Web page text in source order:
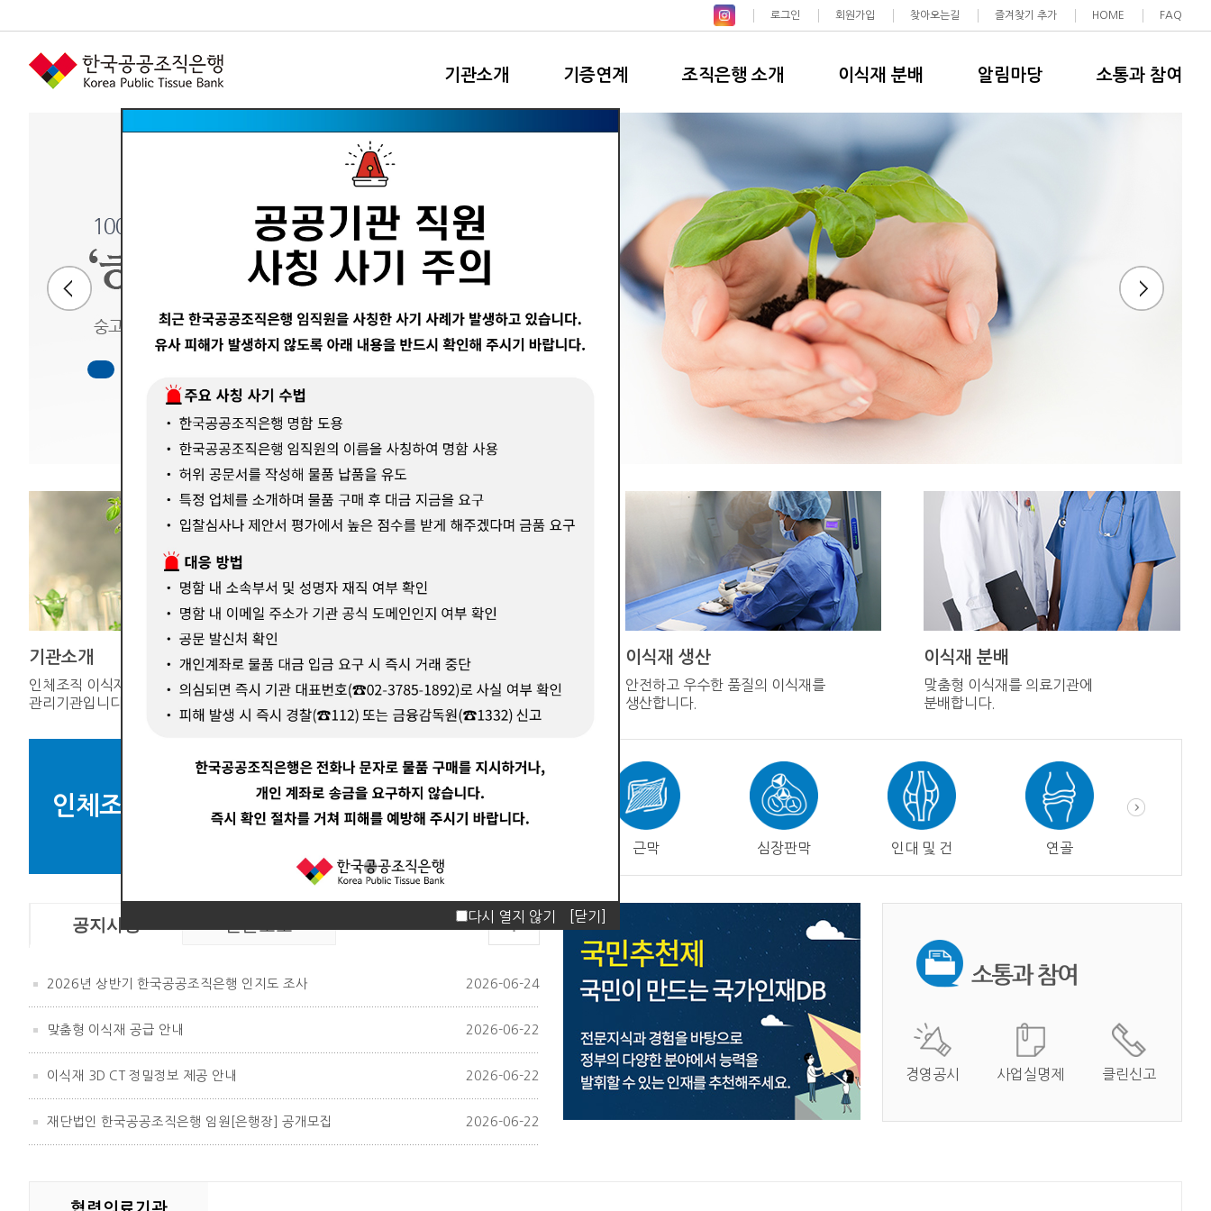
다시 열지 않기 [닫기]
로그인 회원가입 찾아오는길 즐겨찾기 추가 HOME FAQ
기관소개 기증연계 조직은행 소개 이식재 분배 알림마당 소통과 참여
기관소개
인체조직 이식재의 공적
관리기관입니다.
기증연계
한국장기조직기증원에서 구득한
인체조직을 전달받습니다
이식재 생산
안전하고 우수한 품질의 이식재를
생산합니다.
이식재 분배
맞춤형 이식재를 의료기관에
분배합니다.
인체조직 이식재
근막 심장판막 인대 및 건 연골
공지사항
2026년 상반기 한국공공조직은행 인지도 조사 2026-06-24
맞춤형 이식재 공급 안내 2026-06-22
이식재 3D CT 정밀정보 제공 안내 2026-06-22
재단법인 한국공공조직은행 임원[은행장] 공개모집 2026-06-22
경영공시 사업실명제 클린신고